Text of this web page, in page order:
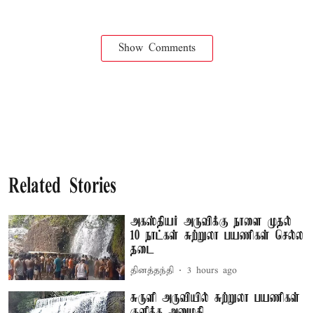
Show Comments
Related Stories
அகஸ்தியர் அருவிக்கு நாளை முதல்
10 நாட்கள் சுற்றுலா பயணிகள் செல்ல
தடை
தினத்தந்தி 3 hours ago
சுருளி அருவியில் சுற்றுலா பயணிகள்